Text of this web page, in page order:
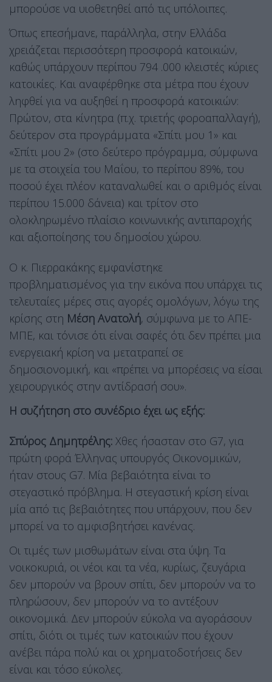
μπορούσε να υιοθετηθεί από τις υπόλοιπες.
Όπως επεσήμανε, παράλληλα, στην Ελλάδα
χρειάζεται περισσότερη προσφορά κατοικιών,
καθώς υπάρχουν περίπου 794 .000 κλειστές κύριες
κατοικίες. Και αναφέρθηκε στα μέτρα που έχουν
ληφθεί για να αυξηθεί η προσφορά κατοικιών:
Πρώτον, στα κίνητρα (π.χ. τριετής φοροαπαλλαγή),
δεύτερον στα προγράμματα «Σπίτι μου 1» και
«Σπίτι μου 2» (στο δεύτερο πρόγραμμα, σύμφωνα
με τα στοιχεία του Μαΐου, το περίπου 89%, του
ποσού έχει πλέον καταναλωθεί και ο αριθμός είναι
περίπου 15.000 δάνεια) και τρίτον στο
ολοκληρωμένο πλαίσιο κοινωνικής αντιπαροχής
και αξιοποίησης του δημοσίου χώρου.
Ο κ. Πιερρακάκης εμφανίστηκε
προβληματισμένος για την εικόνα που υπάρχει τις
τελευταίες μέρες στις αγορές ομολόγων, λόγω της
κρίσης στη Μέση Ανατολή, σύμφωνα με το ΑΠΕ-
ΜΠΕ, και τόνισε ότι είναι σαφές ότι δεν πρέπει μια
ενεργειακή κρίση να μετατραπεί σε
δημοσιονομική, και «πρέπει να μπορέσεις να είσαι
χειρουργικός στην αντίδρασή σου».
Η συζήτηση στο συνέδριο έχει ως εξής:
Σπύρος Δημητρέλης: Χθες ήσασταν στο G7, για
πρώτη φορά Έλληνας υπουργός Οικονομικών,
ήταν στους G7. Μία βεβαιότητα είναι το
στεγαστικό πρόβλημα. Η στεγαστική κρίση είναι
μία από τις βεβαιότητες που υπάρχουν, που δεν
μπορεί να το αμφισβητήσει κανένας.
Οι τιμές των μισθωμάτων είναι στα ύψη. Τα
νοικοκυριά, οι νέοι και τα νέα, κυρίως, ζευγάρια
δεν μπορούν να βρουν σπίτι, δεν μπορούν να το
πληρώσουν, δεν μπορούν να το αντέξουν
οικονομικά. Δεν μπορούν εύκολα να αγοράσουν
σπίτι, διότι οι τιμές των κατοικιών που έχουν
ανέβει πάρα πολύ και οι χρηματοδοτήσεις δεν
είναι και τόσο εύκολες.